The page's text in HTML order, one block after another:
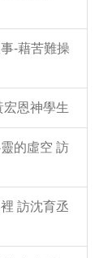
-藉苦難操
恩神學生
的虛空 訪
訪沈育丞